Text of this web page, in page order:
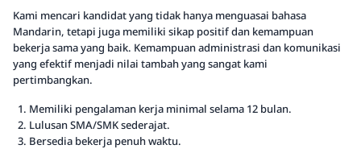
Kami mencari kandidat yang tidak hanya menguasai bahasa
Mandarin, tetapi juga memiliki sikap positif dan kemampuan
bekerja sama yang baik. Kemampuan administrasi dan komunikasi
yang efektif menjadi nilai tambah yang sangat kami
pertimbangkan.
Memiliki pengalaman kerja minimal selama 12 bulan.
Lulusan SMA/SMK sederajat.
Bersedia bekerja penuh waktu.